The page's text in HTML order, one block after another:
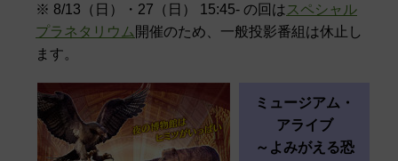
※ 8/13（日）・27（日） 15:45- の回は スペシャル
プラネタリウム 開催のため、一般投影番組は休止し
ます。
ミュージアム・
アライブ
～よみがえる恐